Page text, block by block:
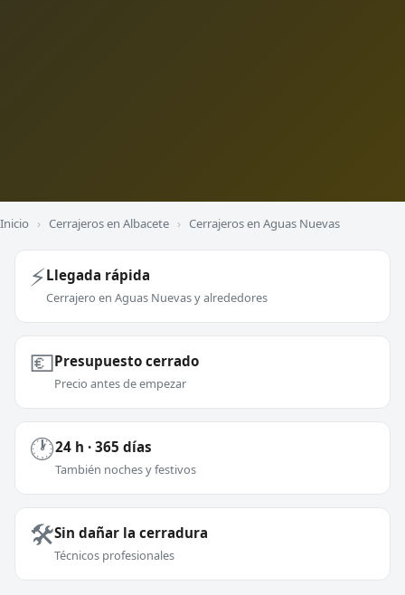
Inicio › Cerrajeros en Albacete › Cerrajeros en Aguas Nuevas
⚡Llegada rápida
Cerrajero en Aguas Nuevas y alrededores
💶Presupuesto cerrado
Precio antes de empezar
🕐24 h · 365 días
También noches y festivos
🛠️Sin dañar la cerradura
Técnicos profesionales